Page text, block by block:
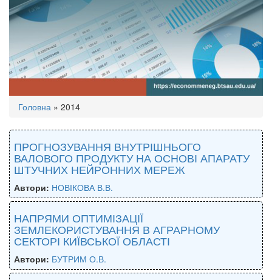
Ви
є
тут
Головна » 2014
ПРОГНОЗУВАННЯ ВНУТРІШНЬОГО
ВАЛОВОГО ПРОДУКТУ НА ОСНОВІ АПАРАТУ
ШТУЧНИХ НЕЙРОННИХ МЕРЕЖ
Автори: НОВІКОВА В.В.
НАПРЯМИ ОПТИМІЗАЦІЇ
ЗЕМЛЕКОРИСТУВАННЯ В АГРАРНОМУ
СЕКТОРІ КИЇВСЬКОЇ ОБЛАСТІ
Автори: БУТРИМ О.В.